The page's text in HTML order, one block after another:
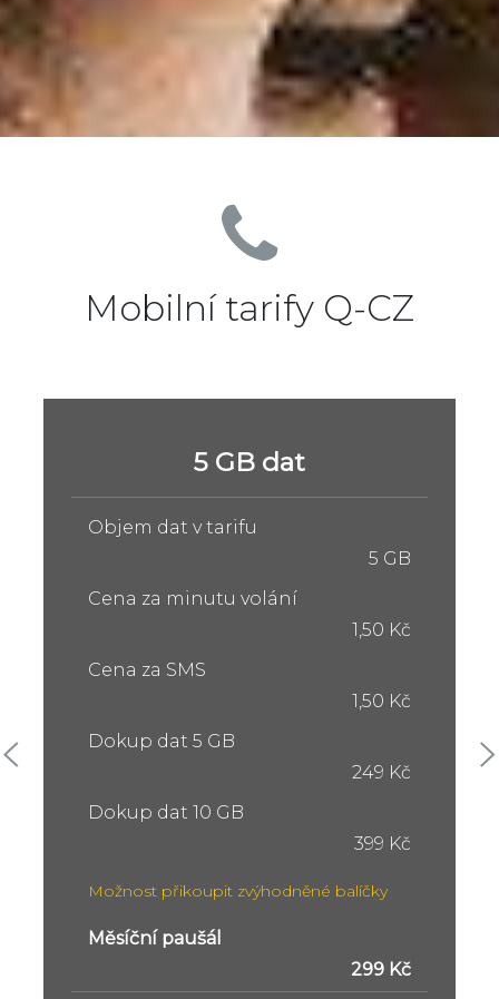
Mobilní tarify Q-CZ
5 GB dat
Objem dat v tarifu
5 GB
Cena za minutu volání
1,50 Kč
Cena za SMS
1,50 Kč
Dokup dat 5 GB
249 Kč
Dokup dat 10 GB
399 Kč
Možnost přikoupit zvýhodněné balíčky
Měsíční paušál
299 Kč